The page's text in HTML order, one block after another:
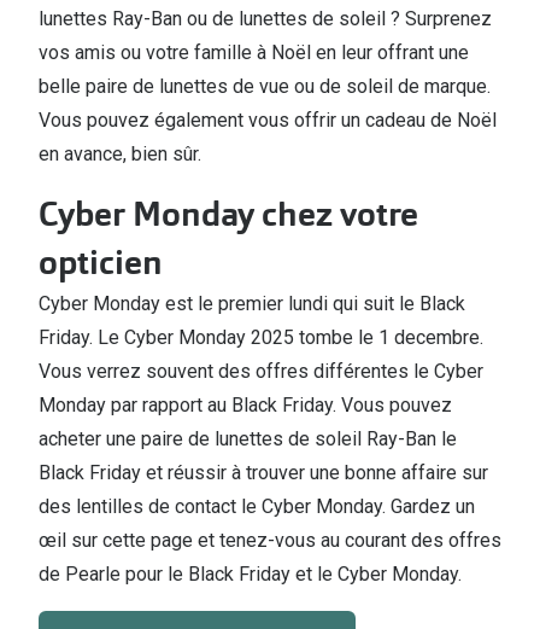
lunettes Ray-Ban ou de lunettes de soleil ? Surprenez
vos amis ou votre famille à Noël en leur offrant une
belle paire de lunettes de vue ou de soleil de marque.
Vous pouvez également vous offrir un cadeau de Noël
en avance, bien sûr.
Cyber Monday chez votre
opticien
Cyber Monday est le premier lundi qui suit le Black
Friday. Le Cyber Monday 2025 tombe le 1 decembre.
Vous verrez souvent des offres différentes le Cyber
Monday par rapport au Black Friday. Vous pouvez
acheter une paire de lunettes de soleil Ray-Ban le
Black Friday et réussir à trouver une bonne affaire sur
des lentilles de contact le Cyber Monday. Gardez un
œil sur cette page et tenez-vous au courant des offres
de Pearle pour le Black Friday et le Cyber Monday.